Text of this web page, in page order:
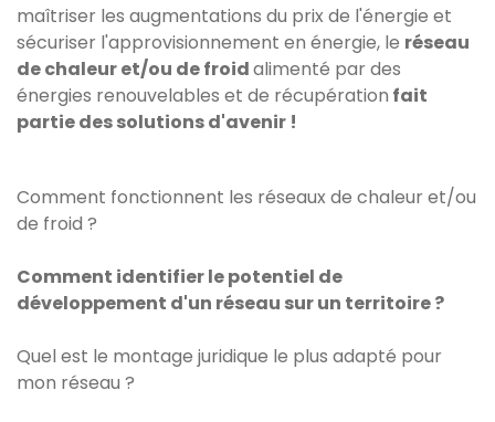
maîtriser les augmentations du prix de l'énergie et
sécuriser l'approvisionnement en énergie, le réseau
de chaleur et/ou de froidalimenté par des
énergies renouvelables et de récupération fait
partie des solutions d'avenir !
Comment fonctionnent les réseaux de chaleur et/ou
de froid ?
Comment identifier le potentiel de
développement d'un réseau sur un territoire ?
Quel est le montage juridique le plus adapté pour
mon réseau ?